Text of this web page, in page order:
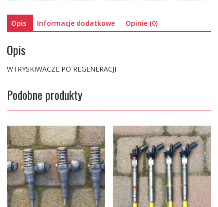
Opis Informacje dodatkowe Opinie (0)
Opis
WTRYSKIWACZE PO REGENERACJI
Podobne produkty